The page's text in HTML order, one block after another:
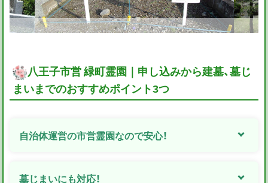
八王子市営 緑町霊園｜申し込みから建墓、墓じ
まいまでのおすすめポイント3つ
自治体運営の市営霊園なので安心！
墓じまいにも対応！